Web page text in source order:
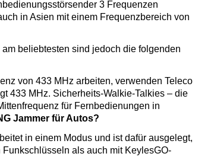
3 Frequenzen
in Asien mit einem Frequenzbereich von
beliebtesten sind jedoch die folgenden
von 433 MHz arbeiten, verwenden Teleco
433 MHz. Sicherheits-Walkie-Talkies – die
für Fernbedienungen in
Jammer für Autos?
in einem Modus und ist dafür ausgelegt,
als auch mit KeylesGO-